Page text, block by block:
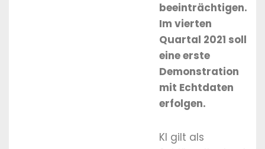
beeinträchtigen.
Im vierten
Quartal 2021 soll
eine erste
Demonstration
mit Echtdaten
erfolgen.
KI gilt als